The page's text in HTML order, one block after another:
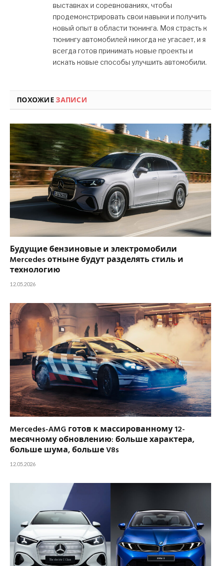
выставках и соревнованиях, чтобы
продемонстрировать свои навыки и получить
новый опыт в области тюнинга. Моя страсть к
тюнингу автомобилей никогда не угасает, и я
всегда готов принимать новые проекты и
искать новые способы улучшить автомобили.
ПОХОЖИЕЗАПИСИ
Будущие бензиновые и электромобили
Mercedes отныне будут разделять стиль и
технологию
12.05.2026
Mercedes-AMG готов к массированному 12-
месячному обновлению: больше характера,
больше шума, больше V8s
12.05.2026